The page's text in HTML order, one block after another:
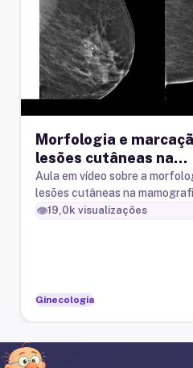
Morfologia e
lesões cutâneas na
mamografia
Aula em vídeo sobre a
lesões cutâneas na
👁️19,0k visualizações
Ginecologia